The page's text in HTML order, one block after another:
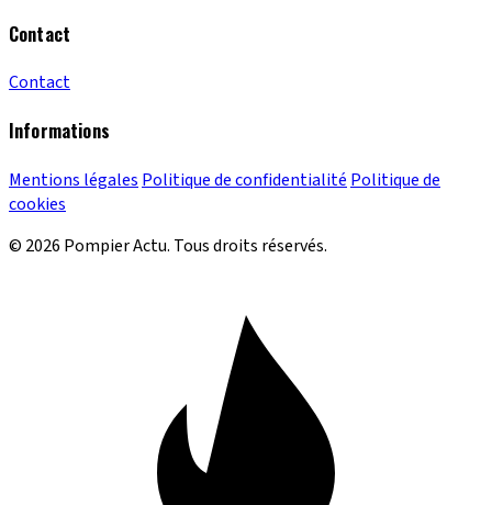
Contact
Contact
Informations
Mentions légales Politique de confidentialité Politique de
cookies
© 2026 Pompier Actu. Tous droits réservés.